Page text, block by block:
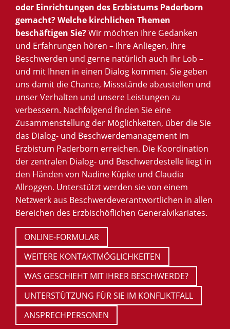
oder Einrichtungen des Erzbistums Paderborn
gemacht? Welche kirchlichen Themen
beschäftigen Sie?Wir möchten Ihre Gedanken
und Erfahrungen hören – Ihre Anliegen, Ihre
Beschwerden und gerne natürlich auch Ihr Lob –
und mit Ihnen in einen Dialog kommen. Sie geben
uns damit die Chance, Missstände abzustellen und
unser Verhalten und unsere Leistungen zu
verbessern. Nachfolgend finden Sie eine
Zusammenstellung der Möglichkeiten, über die Sie
das Dialog- und Beschwerdemanagement im
Erzbistum Paderborn erreichen. Die Koordination
der zentralen Dialog- und Beschwerdestelle liegt in
den Händen von Nadine Küpke und Claudia
Allroggen. Unterstützt werden sie von einem
Netzwerk aus Beschwerdeverantwortlichen in allen
Bereichen des Erzbischöflichen Generalvikariates.
ONLINE-FORMULAR
WEITERE KONTAKTMÖGLICHKEITEN
WAS GESCHIEHT MIT IHRER BESCHWERDE?
UNTERSTÜTZUNG FÜR SIE IM KONFLIKTFALL
ANSPRECHPERSONEN